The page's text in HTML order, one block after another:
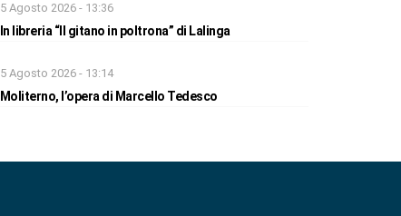
5 Agosto 2026 - 13:36
In libreria “Il gitano in poltrona” di Lalinga
5 Agosto 2026 - 13:14
Moliterno, l’opera di Marcello Tedesco